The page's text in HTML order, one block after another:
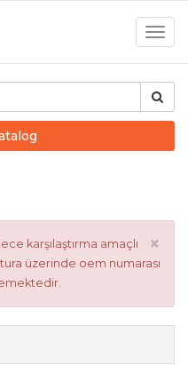
×
karşılaştırma amaçlı
üzerinde oem numarası